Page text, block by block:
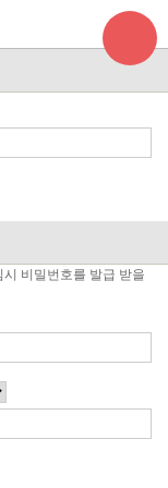
비밀번호를 발급 받을